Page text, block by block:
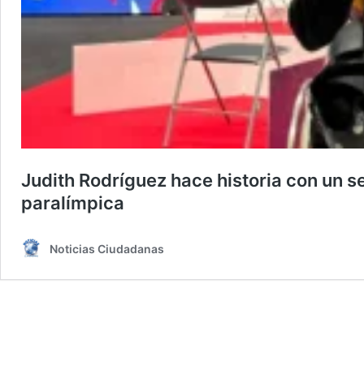
Judith Rodríguez hace historia con un
paralímpica
Noticias Ciudadanas